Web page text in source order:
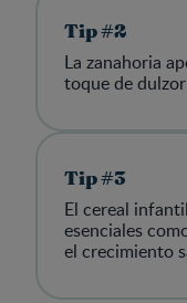
Tip #2
La zanahoria
toque de
Tip #3
El cereal
esenciales
el crecimiento